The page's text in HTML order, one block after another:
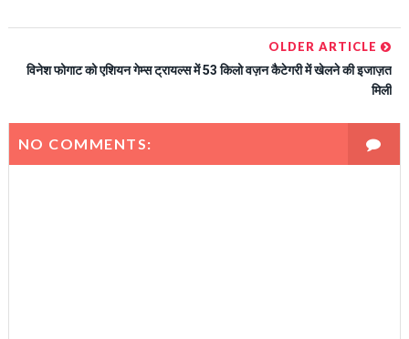
OLDER ARTICLE
विनेश फोगाट को एशियन गेम्स ट्रायल्स में 53 किलो वज़न कैटेगरी में खेलने की इजाज़त
मिली
NO COMMENTS: